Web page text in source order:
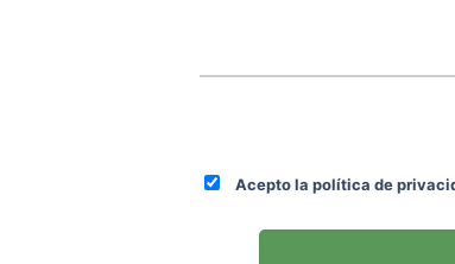
Acepto la política de